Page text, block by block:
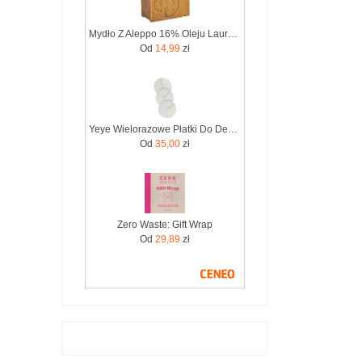
Mydło Z Aleppo 16% Oleju Laurowego 200G Zero Waste 6288
Od 14,99 zł
Yeye Wielorazowe Płatki Do Demakijażu 7 Szt. Zero Waste
Od 35,00 zł
Zero Waste: Gift Wrap
Od 29,89 zł